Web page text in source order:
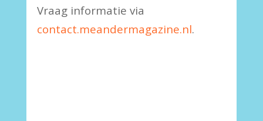
Vraag informatie via
contact.meandermagazine.nl.